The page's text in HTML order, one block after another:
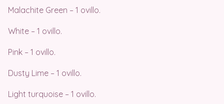
Malachite Green – 1 ovillo.
White – 1 ovillo.
Pink – 1 ovillo.
Dusty Lime – 1 ovillo.
Light turquoise – 1 ovillo.